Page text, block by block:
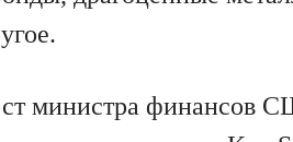
министра финансов